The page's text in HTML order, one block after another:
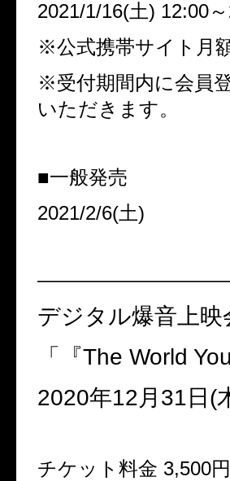
2021/1/16(土) 12:00～
※公式携帯サイト月
※受付期間内に会員
いただきます。
■一般発売
2021/2/6(土)
デジタル爆音上映
「『The World
2020年12月 31 日 (
チケット料金 3,500円